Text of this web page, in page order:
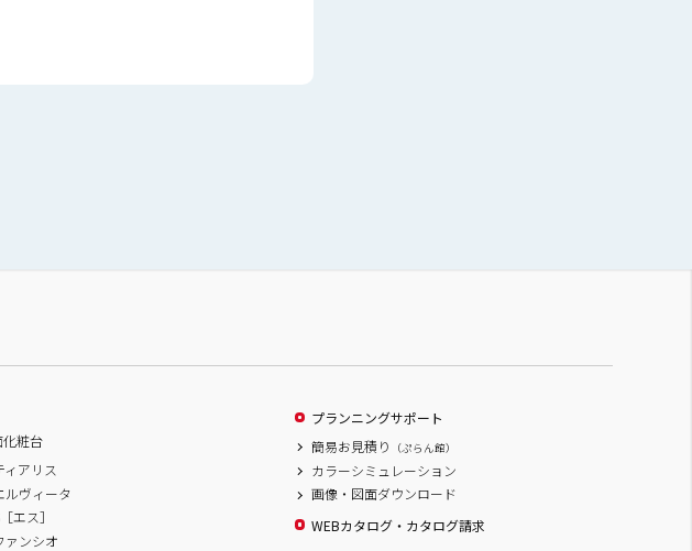
化粧台
ィアリス
ルヴィータ
エス］
ァンシオ
プランニングサポート
簡易お見積り
（ぷらん館）
カラーシミュレーション
画像・図面ダウンロード
WEBカタログ・カタログ請求